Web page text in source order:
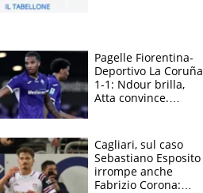
Pagelle Fiorentina-
Deportivo La Coruña
1-1: Ndour brilla,
Atta convince.
Cagliari, sul caso
Sebastiano Esposito
irrompe anche
Fabrizio Corona: